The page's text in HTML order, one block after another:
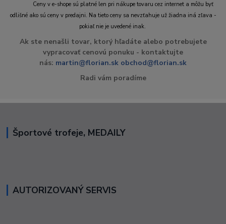
Ceny v e-shope sú platné len pri nákupe tovaru cez internet a môžu byť
odlišné ako sú ceny v predajni. Na tieto ceny sa nevzťahuje už žiadna iná zľava -
pokiaľ nie je uvedené inak.
Ak ste nenašli tovar, ktorý hľadáte alebo potrebujete
vypracovať cenovú ponuku - kontaktujte
nás: martin@florian.sk obchod@florian.sk
Radi vám poradíme
Športové trofeje, MEDAILY
AUTORIZOVANÝ SERVIS